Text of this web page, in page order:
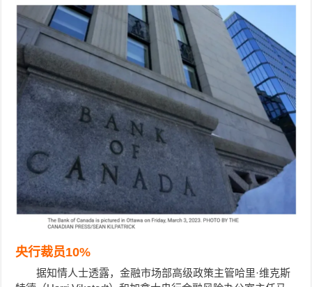
央行裁员10%
据知情人士透露，金融市场部高级政策主管哈里·维克斯